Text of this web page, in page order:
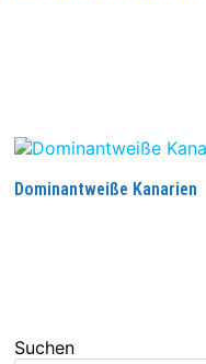
Dominantweiße Kanarien
Suchen